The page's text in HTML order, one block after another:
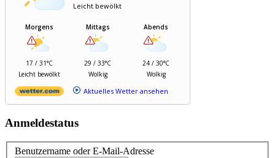
Leicht bewölkt
Morgens
17 / 31°C
Leicht bewölkt
Mittags
29 / 33°C
Wolkig
Abends
24 / 30°C
Wolkig
Aktuelles Wetter ansehen
Anmeldestatus
Benutzername oder E-Mail-Adresse